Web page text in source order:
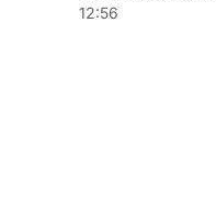
12:56